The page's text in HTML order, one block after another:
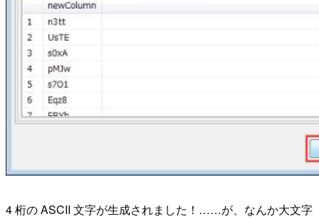
4 桁の ASCII 文字が生成されました！……が、なんか大文字